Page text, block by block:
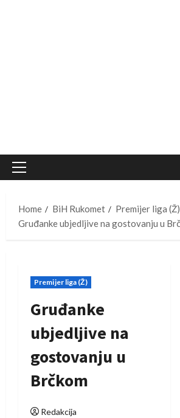
Primary
Home
BiH Rukomet
Premijer liga (Ž)
Gruđanke ubjedljive na gostovanju u
Premijer liga (Ž)
Gruđanke
ubjedljive na
gostovanju u
Brčkom
Redakcija